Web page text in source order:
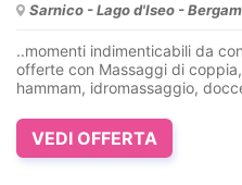
Sarnico - Lago d'Iseo -
..momenti indimenticabili da
offerte con Massaggi di
hammam, idromassaggio,
VEDI OFFERTA